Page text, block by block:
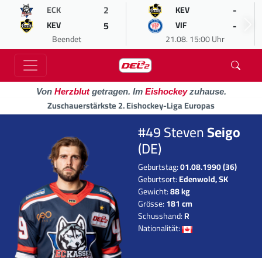
ECK 2
KEV 5
Beendet
KEV -
VIF -
21.08. 15:00 Uhr
Von Herzblutgetragen. Im Eishockeyzuhause.
Zuschauerstärkste 2. Eishockey-Liga Europas
#49 StevenSeigo
(DE)
Geburtstag:01.08.1990 (36)
Geburtsort:Edenwold, SK
Gewicht:88 kg
Grösse:181 cm
Schusshand:R
Nationalität: